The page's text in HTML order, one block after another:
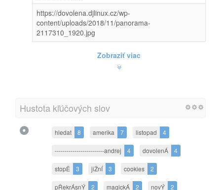
https://dovolena.djlinux.cz/wp-
content/uploads/2018/11/panorama-
2117310_1920.jpg
Zobraziť viac
Hustota kľúčových slov
hledat 8 amerika 7 listopad 4
-------------------------andrej 4 dovolenÁ 4
stopĚ 3 jiŽnÍ 3 cookies 2
pŘekrÁsnÝ 2 magickÁ 2 novÝ 2